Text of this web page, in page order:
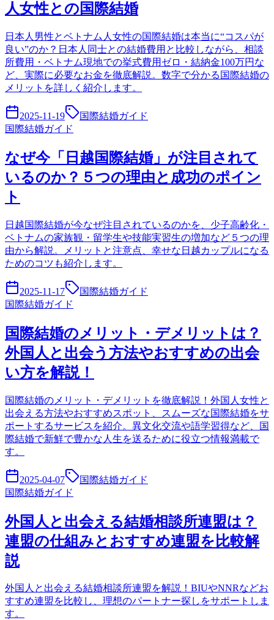
人女性との国際結婚
日本人男性とベトナム人女性の国際結婚は本当に“コスパが
良い”のか？日本人同士との結婚費用と比較しながら、相談
所費用・ベトナム現地での挙式費用ゼロ・結納金100万円な
ど、実際に必要なお金を徹底解説。数字で分かる国際結婚の
メリットを詳しく紹介します。
2025-11-19
国際結婚ガイド
国際結婚ガイド
なぜ今「日越国際結婚」が注目されて
いるのか？５つの理由と成功のポイン
ト
日越国際結婚が今なぜ注目されているのかを、少子高齢化・
ベトナムの家族観・留学生や技能実習生の増加など５つの理
由から解説。メリットと注意点、幸せな日越カップルになる
ためのコツも紹介します。
2025-11-17
国際結婚ガイド
国際結婚ガイド
国際結婚のメリット・デメリットは？
外国人と出会う方法やおすすめの出会
い方を解説！
国際結婚のメリット・デメリットを徹底解説！外国人女性と
出会える方法やおすすめスポット、スムーズな国際結婚をサ
ポートするサービスを紹介。異文化交流や語学習得など、国
際結婚で新鮮で豊かな人生を送るために役立つ情報満載で
す。
2025-04-07
国際結婚ガイド
国際結婚ガイド
外国人と出会える結婚相談所連盟は？
連盟の仕組みとおすすめ連盟を比較解
説
外国人と出会える結婚相談所連盟を解説！BIUやNNRなどお
すすめ連盟を比較し、理想のパートナー探しをサポートしま
す。